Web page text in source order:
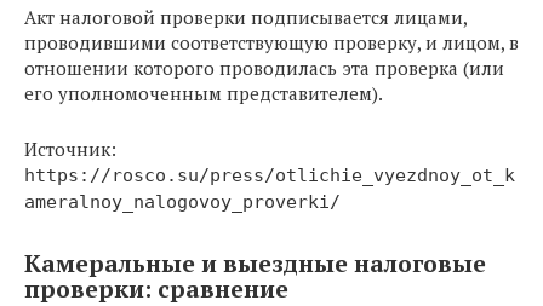
Акт налоговой проверки подписывается лицами,
проводившими соответствующую проверку, и лицом, в
отношении которого проводилась эта проверка (или
его уполномоченным представителем).
Источник:
https://rosco.su/press/otlichie_vyezdnoy_ot_k
ameralnoy_nalogovoy_proverki/
Камеральные и выездные налоговые
проверки: сравнение